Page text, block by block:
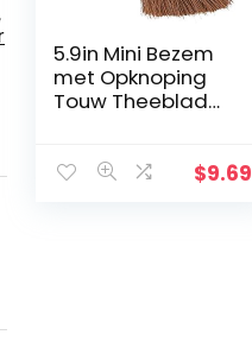
5.9in Mini Bezem
met Opknoping
Touw Theeblad
Koffiezetapparaa
$9.69